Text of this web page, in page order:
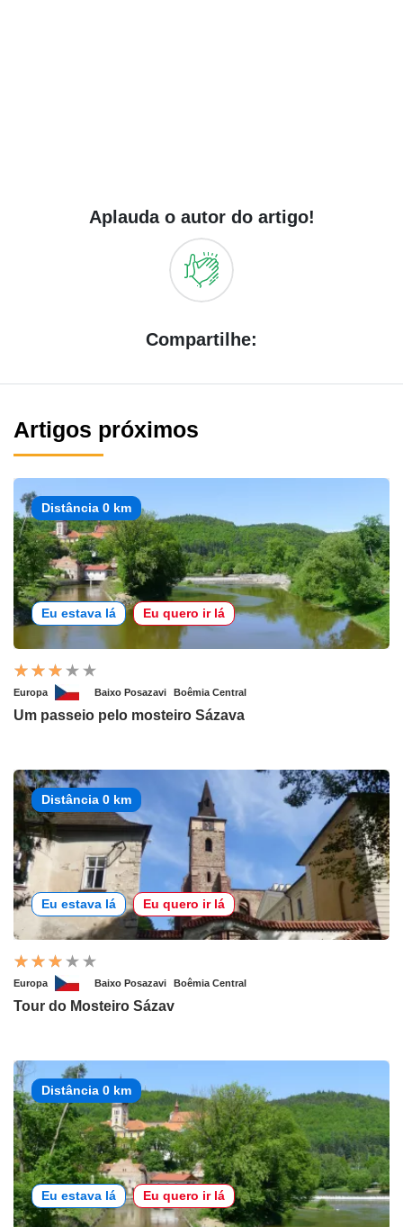
Aplauda o autor do artigo!
Compartilhe:
Artigos próximos
Distância 0 km
Eu estava lá Eu quero ir lá
Europa Baixo Posazavi Boêmia Central
Um passeio pelo mosteiro Sázava
Distância 0 km
Eu estava lá Eu quero ir lá
Europa Baixo Posazavi Boêmia Central
Tour do Mosteiro Sázav
Distância 0 km
Eu estava lá Eu quero ir lá